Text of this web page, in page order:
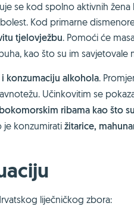
se kod spolno aktivnih
Kod primarne
tjelovježbu. Pomoći će
kao što su im savjetovale
konzumaciju alkohola.
Učinkovitim se
ribama kao što
je konzumiratižitarice,
liječničkog zbora: